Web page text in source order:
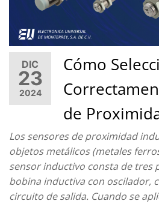
DIC
23
2024
Cómo
de
Los sensores de proximidad
objetos metálicos (metales
sensor inductivo consta de tres
bobina inductiva con oscilador,
circuito de salida. Cuando se